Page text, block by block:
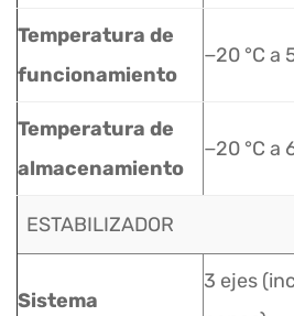
Temperatura de
funcionamiento
−20 °C a
Temperatura de
almacenamiento
−20 °C a
ESTABILIZADOR
Sistema
3 ejes